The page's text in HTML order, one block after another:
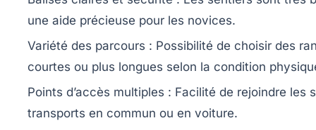
une aide précieuse pour les novices.
Variété des parcours : Possibilité de choisir des
courtes ou plus longues selon la condition
Points d’accès multiples : Facilité de rejoindre les
transports en commun ou en voiture.